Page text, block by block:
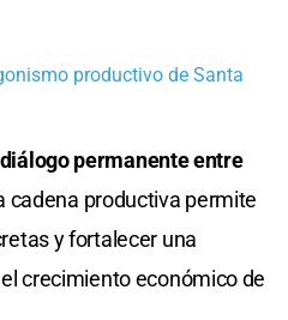
productivo de Santa
permanente entre
cadena productiva permite
y fortalecer una
crecimiento económico de